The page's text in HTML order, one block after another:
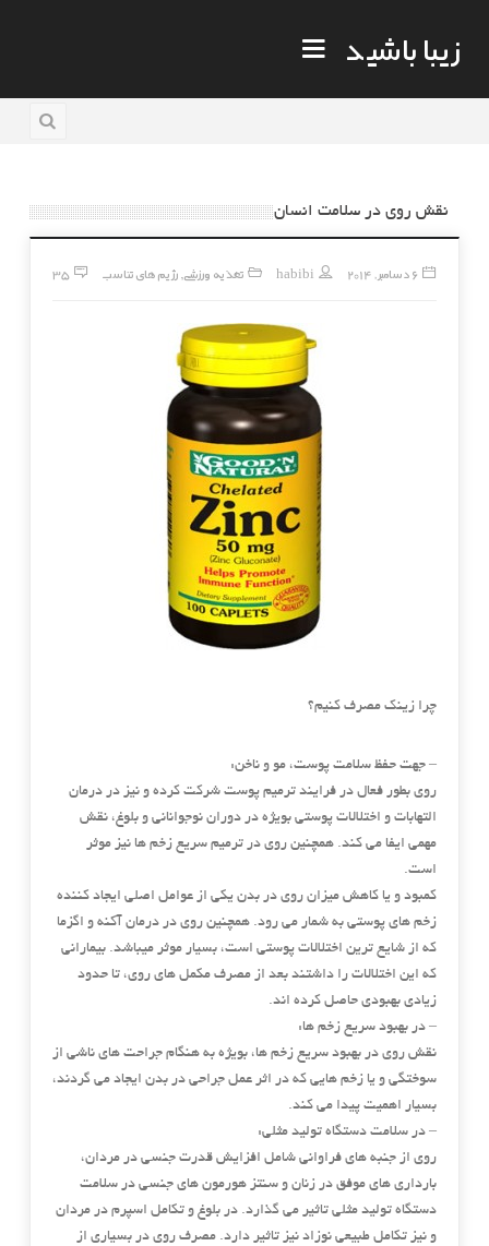
زیبا باشید
نقش روی در سلامت انسان
6 دسامبر, 2014 habibi تغذیه ورزشی, رژیم های تناسب 35
چرا زینک مصرف کنیم؟
– جهت حفظ سلامت پوست، مو و ناخن:
روی بطور فعال در فرایند ترمیم پوست شرکت کرده و نیز در درمان
التهابات و اختلالات پوستی بویژه در دوران نوجوانانی و بلوغ، نقش
مهمی ایفا می کند. همچنین رویدر ترمیم سریع زخم ها نیز موثر
است.
کمبود و یا کاهش میزان روی در بدن یکی از عوامل اصلی ایجاد کننده
زخم های پوستی به شمار می رود. همچنین روی در درمان آکنه و اگزما
که از شایع ترین اختلالات پوستی است، بسیار موثر میباشد. بیمارانی
که این اختلالات را داشتند بعد از مصرف مکمل های روی، تا حدود
زیادی بهبودی حاصل کرده اند.
– در بهبود سریع زخم ها:
نقش روی در بهبود سریع زخم ها، بویژه به هنگام جراحت های ناشی از
سوختگی و یا زخم هایی که در اثر عمل جراحی در بدن ایجاد می گردند،
بسیار اهمیت پیدا می کند.
– در سلامت دستگاه تولید مثلی:
روی از جنبه های فراوانی شامل افزایش قدرت جنسی در مردان،
بارداری های موفق در زنان و سنتز هورمون های جنسی در سلامت
دستگاه تولید مثلی تاثیر می گذارد. در بلوغ و تکامل اسپرم در مردان
و نیز تکامل طبیعی نوزاد نیز تاثیر دارد. مصرف روی در بسیاری از